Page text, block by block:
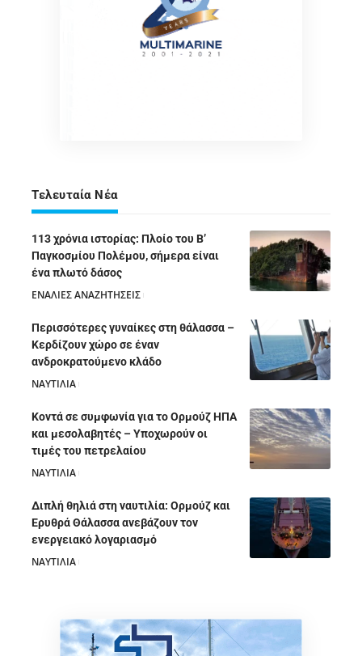
Τελευταία Νέα
113 χρόνια ιστορίας: Πλοίο του Β’
Παγκοσμίου Πολέμου, σήμερα είναι
ένα πλωτό δάσος
ΕΝΑΛΙΕΣ ΑΝΑΖΗΤΗΣΕΙΣ
Περισσότερες γυναίκες στη θάλασσα –
Κερδίζουν χώρο σε έναν
ανδροκρατούμενο κλάδο
ΝΑΥΤΙΛΙΑ
Κοντά σε συμφωνία για το Ορμούζ ΗΠΑ
και μεσολαβητές – Υποχωρούν οι
τιμές του πετρελαίου
ΝΑΥΤΙΛΙΑ
Διπλή θηλιά στη ναυτιλία: Ορμούζ και
Ερυθρά Θάλασσα ανεβάζουν τον
ενεργειακό λογαριασμό
ΝΑΥΤΙΛΙΑ